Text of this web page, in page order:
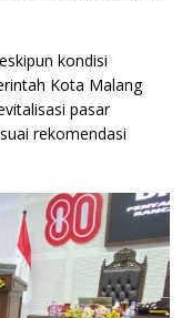
kondisi
Kota Malang
pasar
rekomendasi